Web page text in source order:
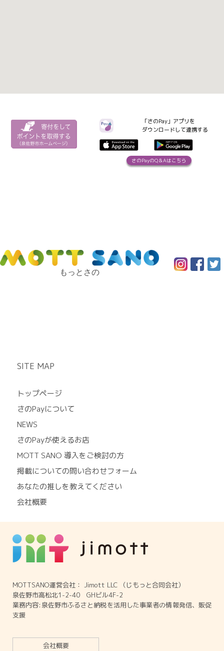
「さのPay」アプリを
ダウンロードして連携する
さのPayのQ＆Aはこちら
もっとさの
MOTTSANO運営会社： Jimott LLC （じもっと合同会社）
泉佐野市高松北1-2-40 GHビル4F-2
業務内容:泉佐野市ふるさと納税を活用した事業者の情報発信、販促
支援
会社概要
SITE MAP
トップページ
さのPayについて
NEWS
さのPayが使えるお店
MOTT SANO 導入をご検討の方
掲載についての問い合わせフォーム
あなたの推しを教えてください
会社概要